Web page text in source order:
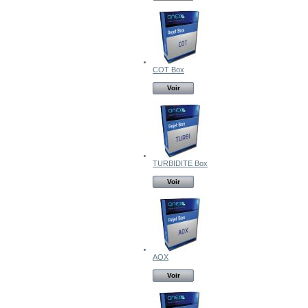
COT Box
Voir
TURBIDITE Box
Voir
AOX
Voir